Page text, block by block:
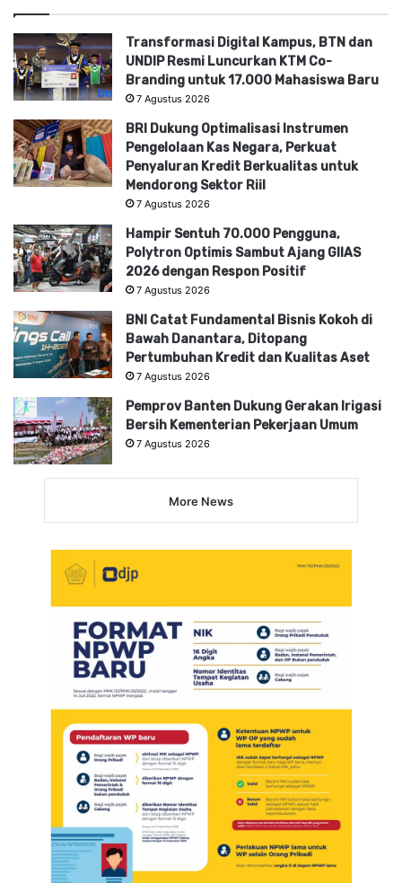
Transformasi Digital Kampus, BTN dan
UNDIP Resmi Luncurkan KTM Co-
Branding untuk 17.000 Mahasiswa Baru
7 Agustus 2026
BRI Dukung Optimalisasi Instrumen
Pengelolaan Kas Negara, Perkuat
Penyaluran Kredit Berkualitas untuk
Mendorong Sektor Riil
7 Agustus 2026
Hampir Sentuh 70.000 Pengguna,
Polytron Optimis Sambut Ajang GIIAS
2026 dengan Respon Positif
7 Agustus 2026
BNI Catat Fundamental Bisnis Kokoh di
Bawah Danantara, Ditopang
Pertumbuhan Kredit dan Kualitas Aset
7 Agustus 2026
Pemprov Banten Dukung Gerakan Irigasi
Bersih Kementerian Pekerjaan Umum
7 Agustus 2026
More News